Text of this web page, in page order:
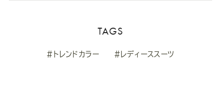
TAGS
#トレンドカラー #レディーススーツ